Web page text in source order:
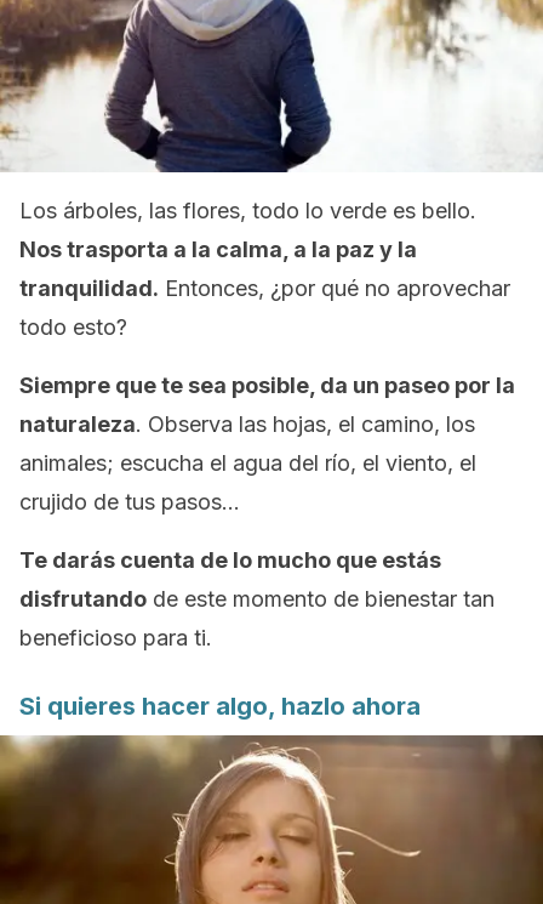
Los árboles, las flores, todo lo verde es bello.
Nos trasporta a la calma, a la paz y la
tranquilidad. Entonces, ¿por qué no aprovechar
todo esto?
Siempre que te sea posible, da un paseo por la
naturaleza. Observa las hojas, el camino, los
animales; escucha el agua del río, el viento, el
crujido de tus pasos…
Te darás cuenta de lo mucho que estás
disfrutando de este momento de bienestar tan
beneficioso para ti.
Si quieres hacer algo, hazlo ahora